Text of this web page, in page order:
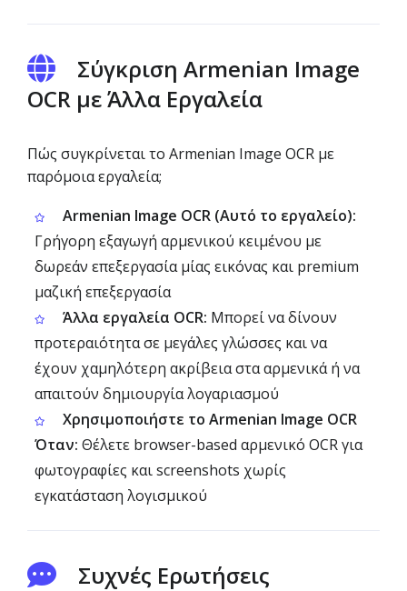
Σύγκριση Armenian Image
OCR με Άλλα Εργαλεία
Πώς συγκρίνεται το Armenian Image OCR με
παρόμοια εργαλεία;
Armenian Image OCR (Αυτό το εργαλείο):
Γρήγορη εξαγωγή αρμενικού κειμένου με
δωρεάν επεξεργασία μίας εικόνας και premium
μαζική επεξεργασία
Άλλα εργαλεία OCR: Μπορεί να δίνουν
προτεραιότητα σε μεγάλες γλώσσες και να
έχουν χαμηλότερη ακρίβεια στα αρμενικά ή να
απαιτούν δημιουργία λογαριασμού
Χρησιμοποιήστε το Armenian Image OCR
Όταν: Θέλετε browser-based αρμενικό OCR για
φωτογραφίες και screenshots χωρίς
εγκατάσταση λογισμικού
Συχνές Ερωτήσεις